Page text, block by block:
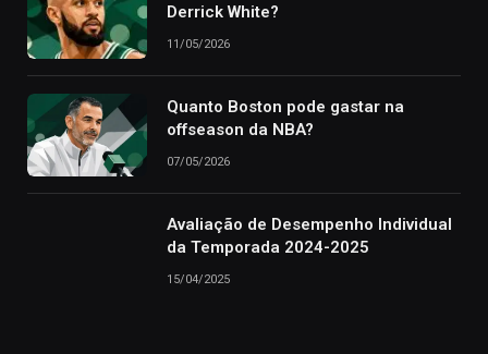
Derrick White?
11/05/2026
Quanto Boston pode gastar na
offseason da NBA?
07/05/2026
Avaliação de Desempenho Individual
da Temporada 2024-2025
15/04/2025